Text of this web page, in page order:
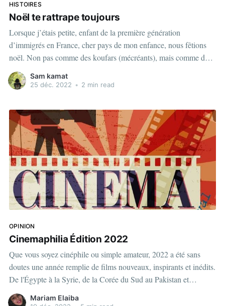
HISTOIRES
Noël te rattrape toujours
Lorsque j’étais petite, enfant de la première génération
d’immigrés en France, cher pays de mon enfance, nous fêtions
noël. Non pas comme des koufars (mécréants), mais comme des
gens voulant s’intégrer. Ou plutôt de la part de mes parents
comme des parents aimants ne voulant susciter ni
Sam kamat
25 déc. 2022 • 2 min read
OPINION
Cinemaphilia Édition 2022
Que vous soyez cinéphile ou simple amateur, 2022 a été sans
doutes une année remplie de films nouveaux, inspirants et inédits.
De l'Égypte à la Syrie, de la Corée du Sud au Pakistan et
jusqu'aux États-Unis, voici la liste des films et séries télévisées
Mariam Elaiba